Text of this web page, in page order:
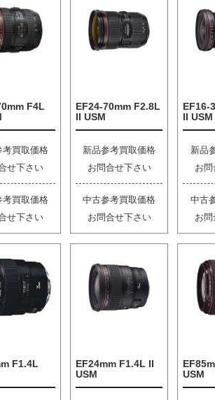
F4L
考買取価格
せ下さい
考買取価格
せ下さい
EF24-70mm F2.8L
II USM
新品参考買取価格
お問合せ下さい
中古参考買取価格
お問合せ下さい
EF16-
II USM
新品
お
中古
お
F1.4L
EF24mm F1.4L II
USM
USM